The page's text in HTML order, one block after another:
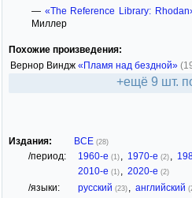
— «The Reference Library:
Миллер
Похожие произведения:
Вернор Виндж «Пламя над бездной»
+ещё 9 шт.
Издания: ВСЕ (28)
/период: 1960-е (1) , 1970-е (2) ,
2010-е (1) , 2020-е (2)
/языки: русский (23) , английский